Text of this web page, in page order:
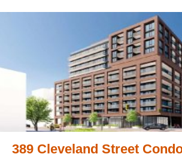
389 Cleveland Street